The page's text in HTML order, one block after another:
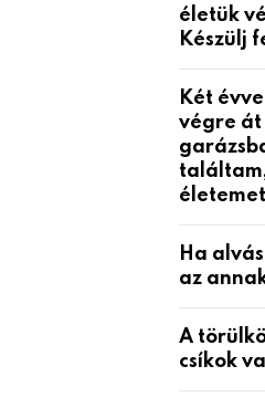
életük
Készülj
Két
végre át
életemet
Ha
az
A
csíkok